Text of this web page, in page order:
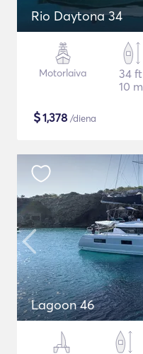
Rio Daytona 34
Motorlaiva
34 ft
10 m
$1,378 /diena
Lagoon 46